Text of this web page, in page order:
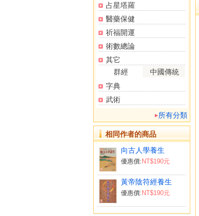
占星塔羅
醫藥保健
祈福開運
術數總論
其它
群經
中國傳統
字典
武術
所有分類
相同作者的商品
向古人學養生
優惠價: NT$190元
黃帝陰符經養生
優惠價: NT$190元